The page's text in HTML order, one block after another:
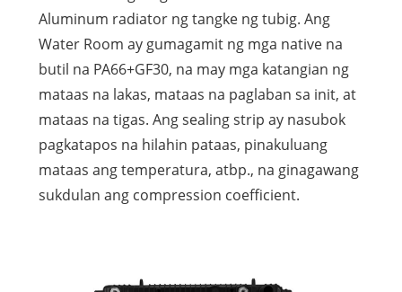
Aluminum radiator ng tangke ng tubig. Ang
Water Room ay gumagamit ng mga native na
butil na PA66+GF30, na may mga katangian ng
mataas na lakas, mataas na paglaban sa init, at
mataas na tigas. Ang sealing strip ay nasubok
pagkatapos na hilahin pataas, pinakuluang
mataas ang temperatura, atbp., na ginagawang
sukdulan ang compression coefficient.